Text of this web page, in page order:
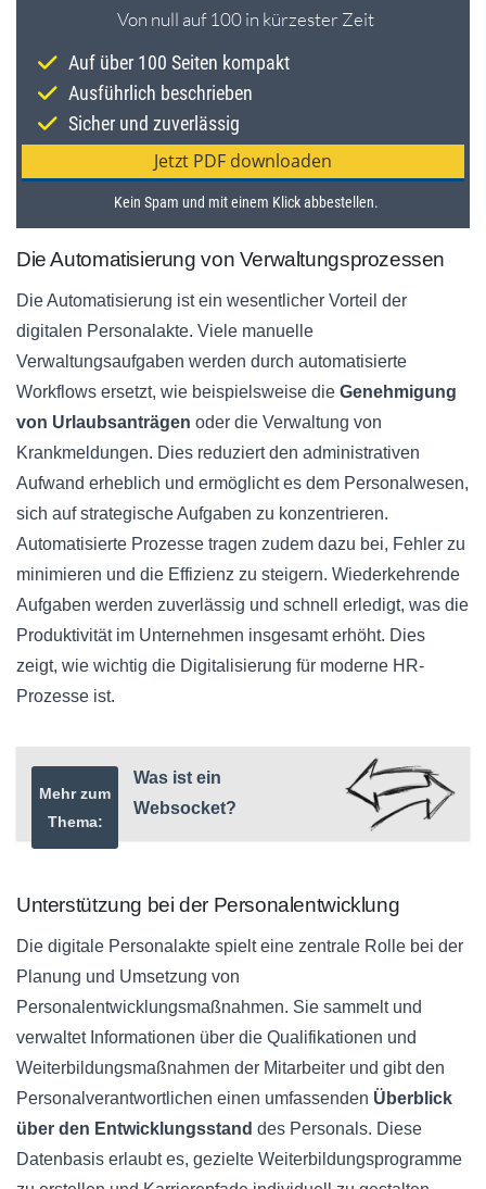
Die Automatisierung von Verwaltungsprozessen
Die Automatisierung ist ein wesentlicher Vorteil der
digitalen Personalakte. Viele manuelle
Verwaltungsaufgaben werden durch automatisierte
Workflows ersetzt, wie beispielsweise die Genehmigung
von Urlaubsanträgen oder die Verwaltung von
Krankmeldungen. Dies reduziert den administrativen
Aufwand erheblich und ermöglicht es dem Personalwesen,
sich auf strategische Aufgaben zu konzentrieren.
Automatisierte Prozesse tragen zudem dazu bei, Fehler zu
minimieren und die Effizienz zu steigern. Wiederkehrende
Aufgaben werden zuverlässig und schnell erledigt, was die
Produktivität im Unternehmen insgesamt erhöht. Dies
zeigt, wie wichtig die Digitalisierung für moderne HR-
Prozesse ist.
Mehr zum
Thema:
Was ist ein
Websocket?
Unterstützung bei der Personalentwicklung
Die digitale Personalakte spielt eine zentrale Rolle bei der
Planung und Umsetzung von
Personalentwicklungsmaßnahmen. Sie sammelt und
verwaltet Informationen über die Qualifikationen und
Weiterbildungsmaßnahmen der Mitarbeiter und gibt den
Personalverantwortlichen einen umfassenden Überblick
über den Entwicklungsstand des Personals. Diese
Datenbasis erlaubt es, gezielte Weiterbildungsprogramme